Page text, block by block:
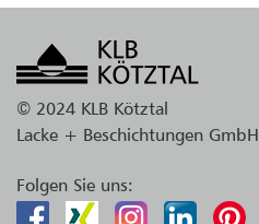
© 2024 KLB Kötztal
Lacke + Beschichtungen GmbH
Folgen Sie uns: